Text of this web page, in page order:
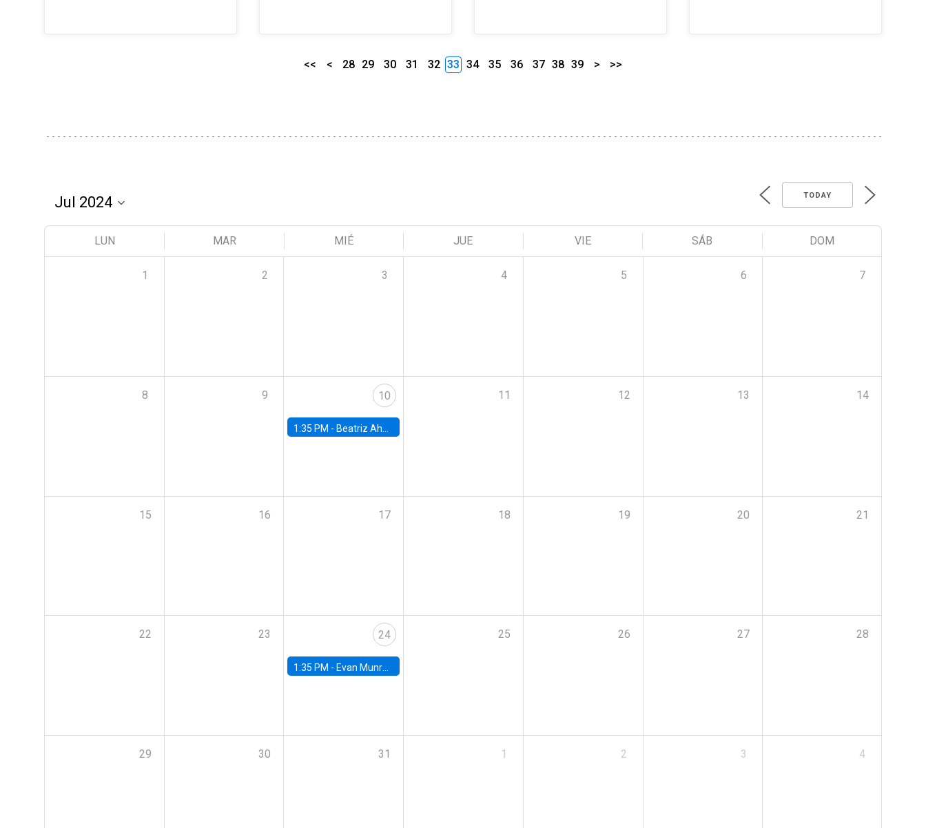
<< < 28 29 30 31 32 33 34 35 36 37 38 39 > >>
TODAY
LUN MAR MIÉ JUE VIE SÁB DOM
1 2 3 4 5 6 7
8 9 10
1:35 PM - Beatriz Ahumada, PhD candidate, Universidad de Pittsburgh
11 12 13 14
15 16 17 18 19 20 21
22 23 24
1:35 PM - Evan Munro, Neyman Visiting Assistant Professor in the Department of Statistics at UC Berkeley
25 26 27 28
29 30 31 1 2 3 4